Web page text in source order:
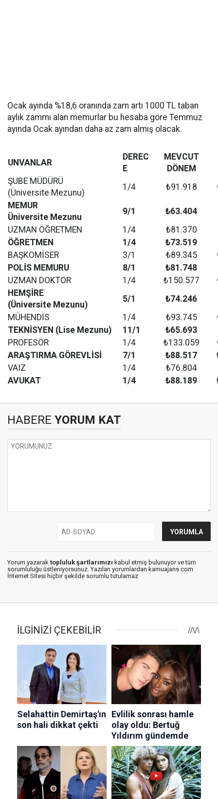
Ocak ayında %18,6 oranında zam artı 1000 TL taban
aylık zammı alan memurlar bu hesaba göre Temmuz
ayında Ocak ayından daha az zam almış olacak.
UNVANLAR
DEREC
E
MEVCUT
DÖNEM
ŞUBE MÜDÜRÜ
(Üniversite Mezunu)
1/4 ₺91.918
MEMUR
Üniversite Mezunu
9/1
₺63.404
UZMAN ÖĞRETMEN
1/4
₺81.370
ÖĞRETMEN
1/4
₺73.519
BAŞKOMİSER
3/1 ₺89.345
POLİS MEMURU
8/1
₺81.748
UZMAN DOKTOR
1/4 ₺150.577
HEMŞİRE
(Üniversite Mezunu)
5/1
₺74.246
MÜHENDİS
1/4 ₺93.745
TEKNİSYEN (Lise Mezunu)
11/1
₺65.693
PROFESÖR
1/4 ₺133.059
ARAŞTIRMA GÖREVLİSİ
7/1 ₺88.517
VAIZ
1/4
₺76.804
AVUKAT
1/4 ₺88.189
HABERE YORUM KAT
Yorum yazarak topluluk şartlarımızı kabul etmiş bulunuyor ve tüm
sorumluluğu üstleniyorsunuz. Yazılan yorumlardan kamuajans.com
İnternet Sitesi hiçbir şekilde sorumlu tutulamaz